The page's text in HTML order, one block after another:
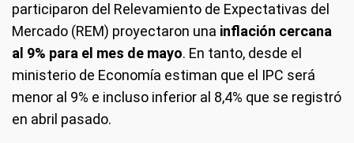
participaron del Relevamiento de Expectativas del
Mercado (REM) proyectaron una inflación cercana
al 9% para el mes de mayo. En tanto, desde el
ministerio de Economía estiman que el IPC será
menor al 9% e incluso inferior al 8,4% que se registró
en abril pasado.